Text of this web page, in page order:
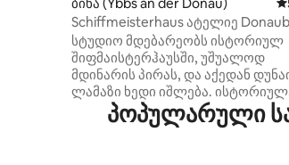
Schiffmeisterhaus ატელიე
სტუდიო მდებარეობს ისტორიულ
შიფმაისტერჰაუსში, უშუალოდ
მდინარის პირას, და აქედან
ლამაზი ხედი იშლება. ისტორიულ
ქალაქის ცენტრში მდებარე
კაფეები და რესტორნები სულ
პოპულარული